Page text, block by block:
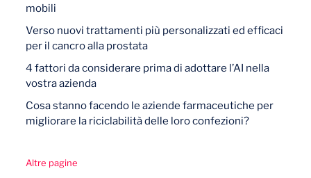
mobili
Verso nuovi trattamenti più personalizzati ed efficaci
per il cancro alla prostata
4 fattori da considerare prima di adottare l’AI nella
vostra azienda
Cosa stanno facendo le aziende farmaceutiche per
migliorare la riciclabilità delle loro confezioni?
Altre pagine